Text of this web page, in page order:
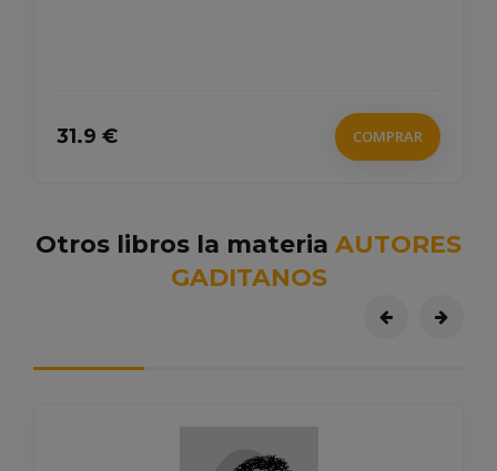
31.9 € COMPRAR
Otros libros la materia AUTORES
GADITANOS